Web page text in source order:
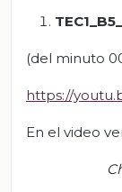
(del minuto
https://
En el video